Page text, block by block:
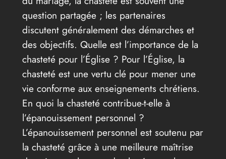
question partagée ; les partenaires
discutent généralement des démarches et
des objectifs. Quelle est l’importance de la
chasteté pour l’Église ? Pour l’Église, la
chasteté est une vertu clé pour mener une
vie conforme aux enseignements chrétiens.
En quoi la chasteté contribue-t-elle à
l’épanouissement personnel ?
L’épanouissement personnel est soutenu par
la chasteté grâce à une meilleure maîtrise